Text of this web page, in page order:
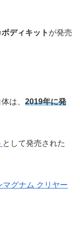
ディキット が発売
は、 2019年に発
として発売された
マグナム クリヤー